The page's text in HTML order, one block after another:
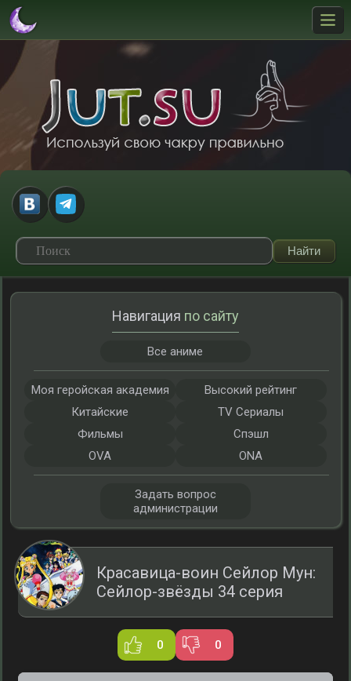
Красавица-воин Сейлор Мун:
Сейлор-звёзды 34 серия
0 0
Навигация по сайту
Все аниме
Моя геройская академия
Высокий рейтинг
Китайские
TV Сериалы
Фильмы
Спэшл
OVA
ONA
Задать вопрос
администрации